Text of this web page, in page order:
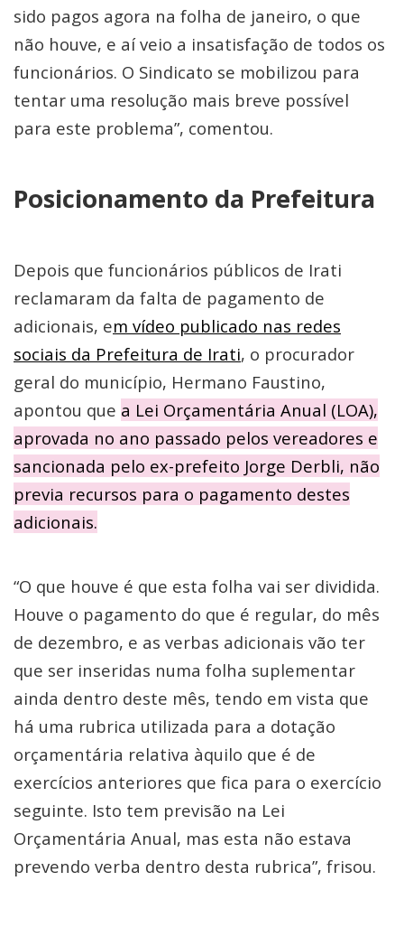
sido pagos agora na folha de janeiro, o que
não houve, e aí veio a insatisfação de todos os
funcionários. O Sindicato se mobilizou para
tentar uma resolução mais breve possível
para este problema”, comentou.
Posicionamento da Prefeitura
Depois que funcionários públicos de Irati
reclamaram da falta de pagamento de
adicionais, em vídeo publicado nas redes
sociais da Prefeitura de Irati, o procurador
geral do município, Hermano Faustino,
apontou que a Lei Orçamentária Anual (LOA),
aprovada no ano passado pelos vereadores e
sancionada pelo ex-prefeito Jorge Derbli, não
previa recursos para o pagamento destes
adicionais.
“O que houve é que esta folha vai ser dividida.
Houve o pagamento do que é regular, do mês
de dezembro, e as verbas adicionais vão ter
que ser inseridas numa folha suplementar
ainda dentro deste mês, tendo em vista que
há uma rubrica utilizada para a dotação
orçamentária relativa àquilo que é de
exercícios anteriores que fica para o exercício
seguinte. Isto tem previsão na Lei
Orçamentária Anual, mas esta não estava
prevendo verba dentro desta rubrica”, frisou.